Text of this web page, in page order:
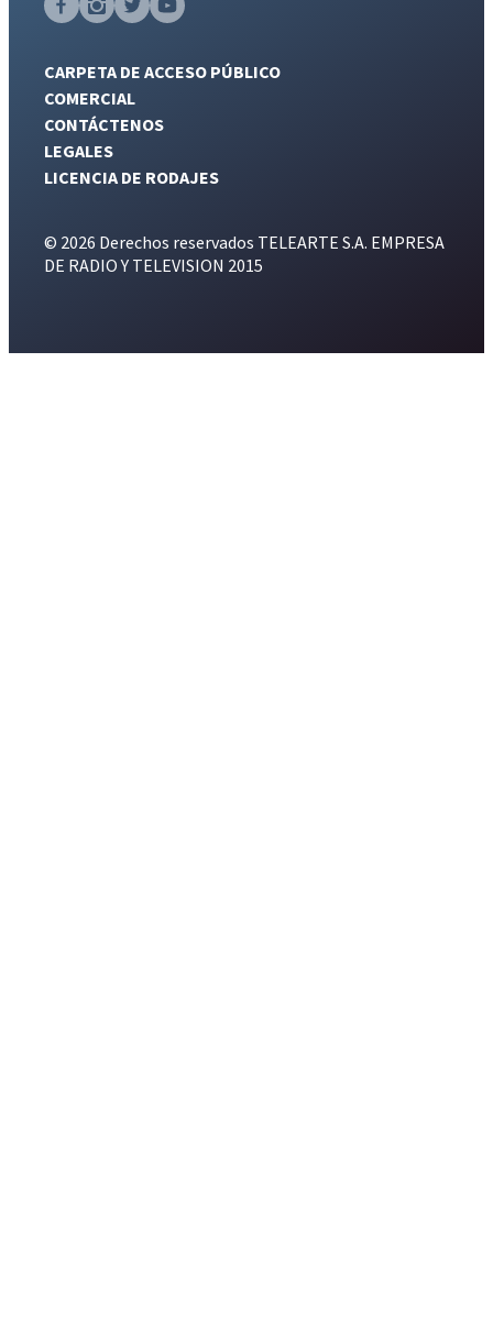
CARPETA DE ACCESO PÚBLICO
COMERCIAL
CONTÁCTENOS
LEGALES
LICENCIA DE RODAJES
© 2026 Derechos reservados TELEARTE S.A. EMPRESA
DE RADIO Y TELEVISION 2015